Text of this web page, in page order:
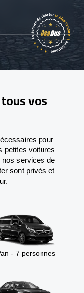
vos
pour
petites voitures
nos services de
sont privés et
- 7 personnes